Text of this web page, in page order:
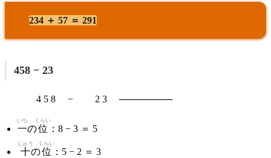
234 ＋ 57 ＝ 291
458 − 23
4 5 8 − 2 3 ────────
一
いち
の位
くらい
：8 − 3 ＝ 5
十
じゅう
の位
くらい
：5 − 2 ＝ 3